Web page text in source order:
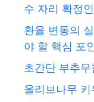
수 자리 확정
환율 변동의
야 할 핵심 포
초간단 부추
올리브나무